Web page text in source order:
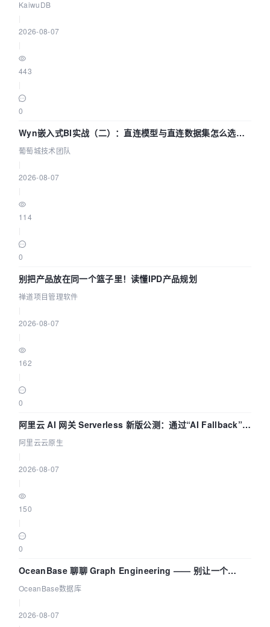
技术路径
KaiwuDB
2026-08-07
443
0
Wyn嵌入式BI实战（二）：直连模型与直连数据集怎么选，
参数为什么不生效？| 葡萄城技术团队
葡萄城技术团队
2026-08-07
114
0
别把产品放在同一个篮子里！读懂IPD产品规划
禅道项目管理软件
2026-08-07
162
0
阿里云 AI 网关 Serverless 新版公测：通过“AI Fallback”与
拓扑可视化构建 AI 流量治理底座
阿里云云原生
2026-08-07
150
0
OceanBase 聊聊 Graph Engineering —— 别让一个
Agent 既当运动员又
OceanBase数据库
2026-08-07